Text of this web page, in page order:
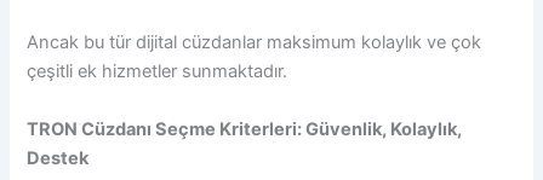
Ancak bu tür dijital cüzdanlar maksimum kolaylık ve çok
çeşitli ek hizmetler sunmaktadır.
TRON Cüzdanı Seçme Kriterleri: Güvenlik, Kolaylık,
Destek